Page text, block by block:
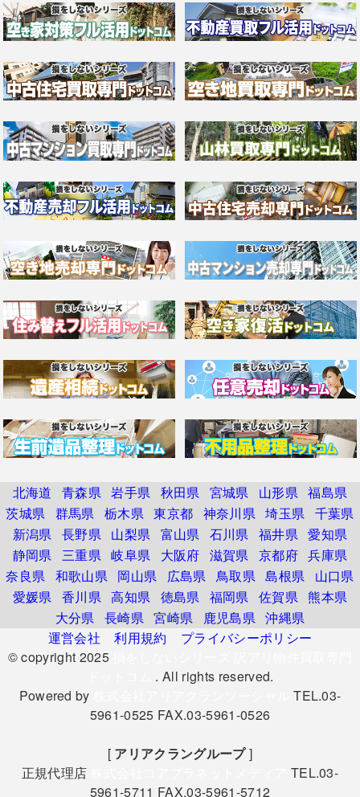
北海道 青森県 岩手県 秋田県 宮城県 山形県 福島県
茨城県 群馬県 栃木県 東京都 神奈川県 埼玉県 千葉県
新潟県 長野県 山梨県 富山県 石川県 福井県 愛知県
静岡県 三重県 岐阜県 大阪府 滋賀県 京都府 兵庫県
奈良県 和歌山県 岡山県 広島県 鳥取県 島根県
山口県
愛媛県 香川県 高知県 徳島県 福岡県 佐賀県 熊本県
大分県 長崎県 宮崎県 鹿児島県 沖縄県
運営会社
利用規約
プライバシーポリシー
© copyright 2025
. All rights reserved.
Powered by
TEL.03-
5961-0525 FAX.03-5961-0526
[ アリアクラングループ]
正規代理店
TEL.03-
5961-5711 FAX.03-5961-5712